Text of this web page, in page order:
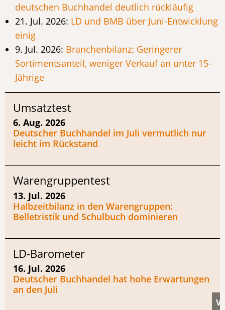
deutschen Buchhandel deutlich rückläufig
21. Jul. 2026: LD und BMB über Juni-Entwicklung
einig
9. Jul. 2026: Branchenbilanz: Geringerer
Sortimentsanteil, weniger Verkauf an unter 15-
Jährige
Umsatztest
6. Aug. 2026
Deutscher Buchhandel im Juli vermutlich nur
leicht im Rückstand
Warengruppentest
13. Jul. 2026
Halbzeitbilanz in den Warengruppen:
Belletristik und Schulbuch dominieren
LD-Barometer
16. Jul. 2026
Deutscher Buchhandel hat hohe Erwartungen
an den Juli